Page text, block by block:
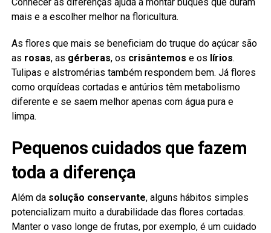
mais e a escolher melhor na floricultura.
As flores que mais se beneficiam do truque do açúcar são
as rosas, as gérberas, os crisântemos e os lírios.
Tulipas e alstromérias também respondem bem. Já flores
como orquídeas cortadas e antúrios têm metabolismo
diferente e se saem melhor apenas com água pura e
limpa.
Pequenos cuidados que fazem
toda a diferença
Além da solução conservante, alguns hábitos simples
potencializam muito a durabilidade das flores cortadas.
Manter o vaso longe de frutas, por exemplo, é um cuidado